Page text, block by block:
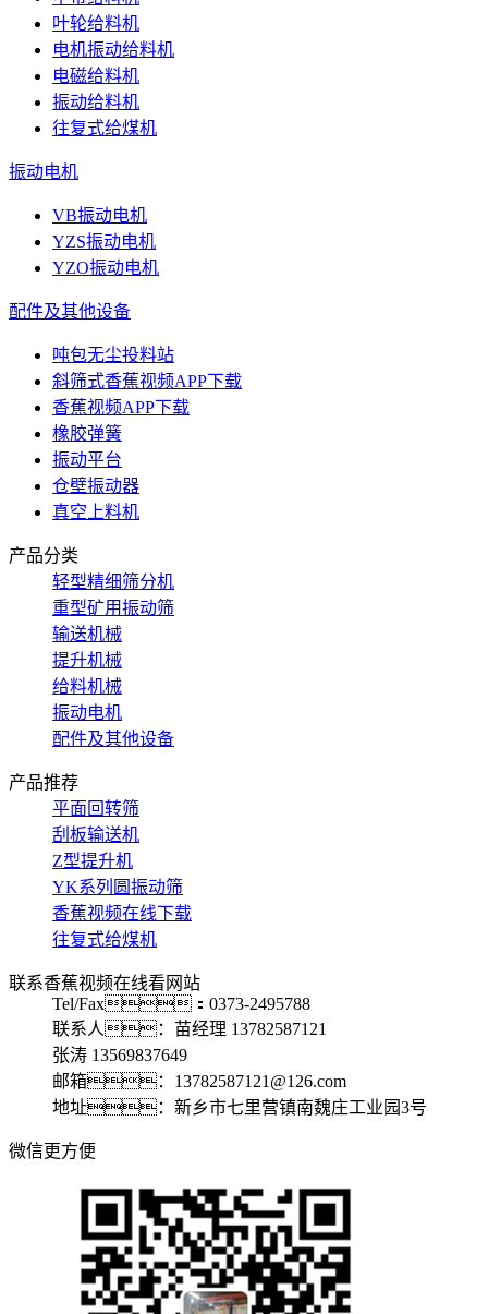
叶轮给料机
电机振动给料机
电磁给料机
振动给料机
往复式给煤机
振动电机
VB振动电机
YZS振动电机
YZO振动电机
配件及其他设备
吨包无尘投料站
斜筛式香蕉视频APP下载
香蕉视频APP下载
橡胶弹簧
振动平台
仓壁振动器
真空上料机
产品分类
轻型精细筛分机
重型矿用振动筛
输送机械
提升机械
给料机械
振动电机
配件及其他设备
产品推荐
平面回转筛
刮板输送机
Z型提升机
YK系列圆振动筛
香蕉视频在线下载
往复式给煤机
联系香蕉视频在线看网站
Tel/Fax：0373-2495788
联系人：苗经理 13782587121
张涛 13569837649
邮箱：13782587121@126.com
地址：新乡市七里营镇南魏庄工业园3号
微信更方便